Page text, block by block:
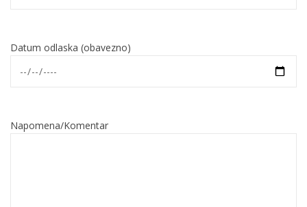
Datum odlaska (obavezno)
Napomena/Komentar